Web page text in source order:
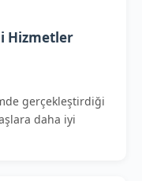
Hizmetler
gerçekleştirdiği
daha iyi